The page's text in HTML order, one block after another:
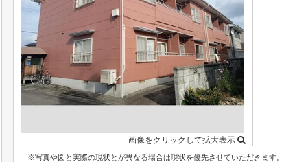
画像をクリックして拡大表示
※写真や図と実際の現状とが異なる場合は現状を優先させていただきます。